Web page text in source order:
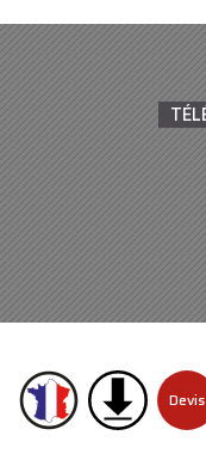
Devis